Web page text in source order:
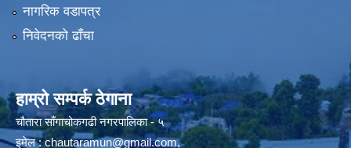
नागरिक वडापत्र
निवेदनको ढाँचा
हाम्रो सम्पर्क ठेगाना
चौतारा साँगाचोकगढी नगरपालिका - ५
इमेल :chautaramun@gmail.com,